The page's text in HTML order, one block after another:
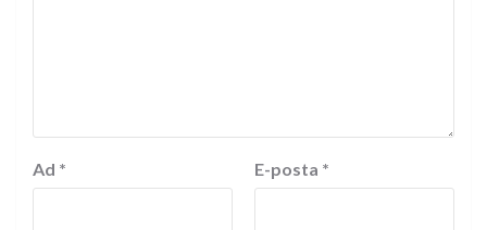
Ad * E-posta *